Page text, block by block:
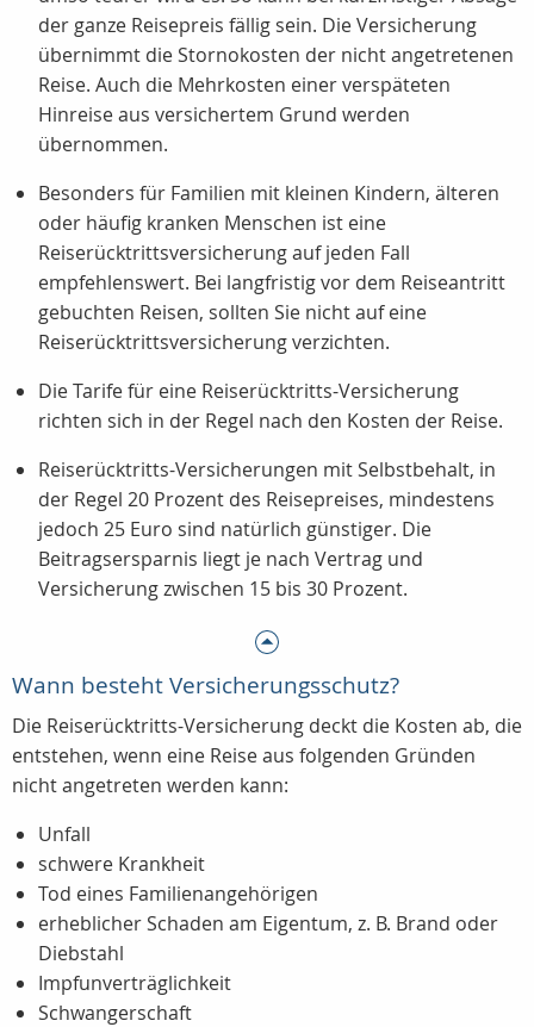
der ganze Reisepreis fällig sein. Die Versicherung
übernimmt die Stornokosten der nicht angetretenen
Reise. Auch die Mehrkosten einer verspäteten
Hinreise aus versichertem Grund werden
übernommen.
Besonders für Familien mit kleinen Kindern, älteren
oder häufig kranken Menschen ist eine
Reiserücktrittsversicherung auf jeden Fall
empfehlenswert. Bei langfristig vor dem Reiseantritt
gebuchten Reisen, sollten Sie nicht auf eine
Reiserücktrittsversicherung verzichten.
Die Tarife für eine Reiserücktritts-Versicherung
richten sich in der Regel nach den Kosten der Reise.
Reiserücktritts-Versicherungen mit Selbstbehalt, in
der Regel 20 Prozent des Reisepreises, mindestens
jedoch 25 Euro sind natürlich günstiger. Die
Beitragsersparnis liegt je nach Vertrag und
Versicherung zwischen 15 bis 30 Prozent.
Wann besteht Versicherungsschutz?
Die Reiserücktritts-Versicherung deckt die Kosten ab, die
entstehen, wenn eine Reise aus folgenden Gründen
nicht angetreten werden kann:
Unfall
schwere Krankheit
Tod eines Familienangehörigen
erheblicher Schaden am Eigentum, z. B. Brand oder
Diebstahl
Impfunverträglichkeit
Schwangerschaft